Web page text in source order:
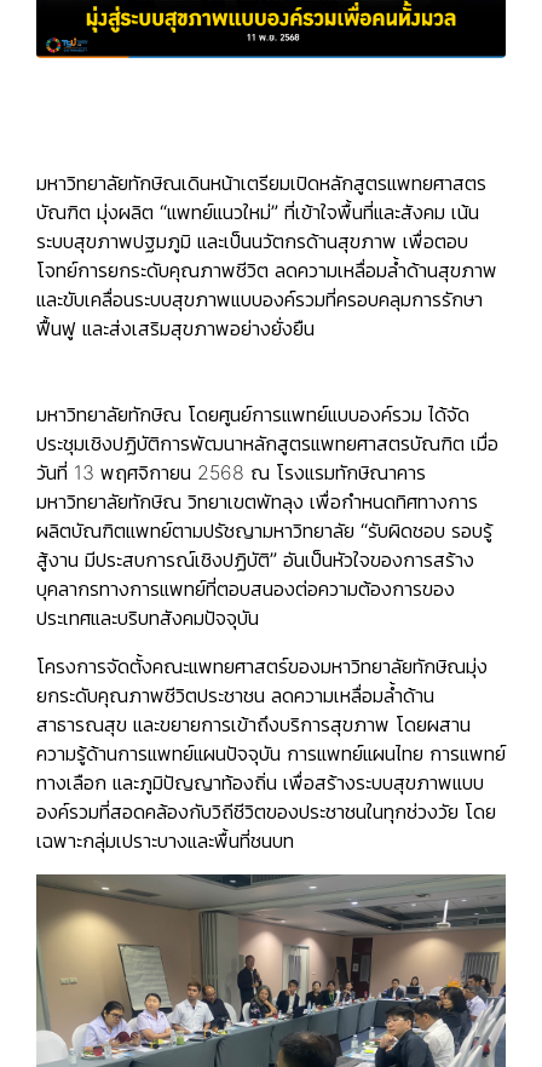
มหาวิทยาลัยทักษิณเดินหน้าเตรียมเปิดหลักสูตรแพทยศาสตร
บัณฑิต มุ่งผลิต “แพทย์แนวใหม่” ที่เข้าใจพื้นที่และสังคม เน้น
ระบบสุขภาพปฐมภูมิ และเป็นนวัตกรด้านสุขภาพ เพื่อตอบ
โจทย์การยกระดับคุณภาพชีวิต ลดความเหลื่อมล้ำด้านสุขภาพ
และขับเคลื่อนระบบสุขภาพแบบองค์รวมที่ครอบคลุมการรักษา
ฟื้นฟู และส่งเสริมสุขภาพอย่างยั่งยืน
มหาวิทยาลัยทักษิณ โดยศูนย์การแพทย์แบบองค์รวม ได้จัด
ประชุมเชิงปฏิบัติการพัฒนาหลักสูตรแพทยศาสตรบัณฑิต เมื่อ
วันที่ 13 พฤศจิกายน 2568 ณ โรงแรมทักษิณาคาร
มหาวิทยาลัยทักษิณ วิทยาเขตพัทลุง เพื่อกำหนดทิศทางการ
ผลิตบัณฑิตแพทย์ตามปรัชญามหาวิทยาลัย “รับผิดชอบ รอบรู้
สู้งาน มีประสบการณ์เชิงปฏิบัติ” อันเป็นหัวใจของการสร้าง
บุคลากรทางการแพทย์ที่ตอบสนองต่อความต้องการของ
ประเทศและบริบทสังคมปัจจุบัน
โครงการจัดตั้งคณะแพทยศาสตร์ของมหาวิทยาลัยทักษิณมุ่ง
ยกระดับคุณภาพชีวิตประชาชน ลดความเหลื่อมล้ำด้าน
สาธารณสุข และขยายการเข้าถึงบริการสุขภาพ โดยผสาน
ความรู้ด้านการแพทย์แผนปัจจุบัน การแพทย์แผนไทย การแพทย์
ทางเลือก และภูมิปัญญาท้องถิ่น เพื่อสร้างระบบสุขภาพแบบ
องค์รวมที่สอดคล้องกับวิถีชีวิตของประชาชนในทุกช่วงวัย โดย
เฉพาะกลุ่มเปราะบางและพื้นที่ชนบท